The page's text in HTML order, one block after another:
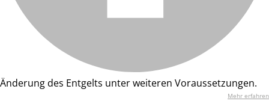
Änderung des Entgelts unter weiteren Voraussetzungen.
Mehr erfahren